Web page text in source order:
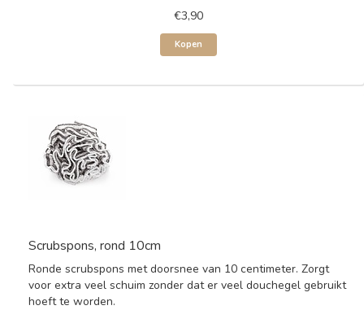
€3,90
Kopen
Scrubspons, rond 10cm
Ronde scrubspons met doorsnee van 10 centimeter. Zorgt
voor extra veel schuim zonder dat er veel douchegel gebruikt
hoeft te worden.